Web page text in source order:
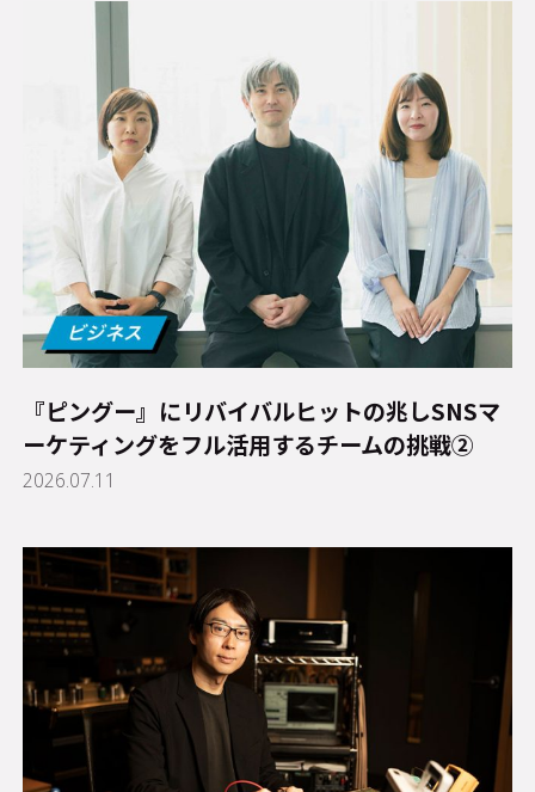
『ピングー』にリバイバルヒットの兆し――SNSマ
ーケティングをフル活用するチームの挑戦②
2026.07.11